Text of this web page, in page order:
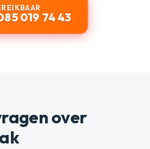
019 74 43
over